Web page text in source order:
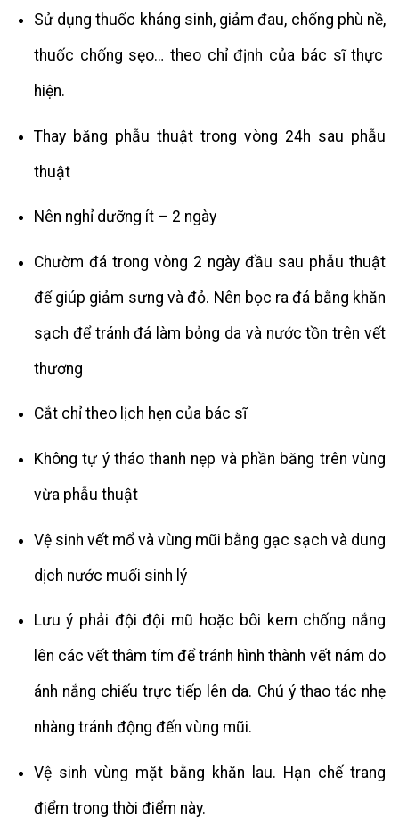
Sử dụng thuốc kháng sinh, giảm đau, chống phù nề,
thuốc chống sẹo… theo chỉ định của bác sĩ thực
hiện.
Thay băng phẫu thuật trong vòng 24h sau phẫu
thuật
Nên nghỉ dưỡng ít – 2 ngày
Chườm đá trong vòng 2 ngày đầu sau phẫu thuật
để giúp giảm sưng và đỏ. Nên bọc ra đá bằng khăn
sạch để tránh đá làm bỏng da và nước tồn trên vết
thương
Cắt chỉ theo lịch hẹn của bác sĩ
Không tự ý tháo thanh nẹp và phần băng trên vùng
vừa phẫu thuật
Vệ sinh vết mổ và vùng mũi bằng gạc sạch và dung
dịch nước muối sinh lý
Lưu ý phải đội đội mũ hoặc bôi kem chống nắng
lên các vết thâm tím để tránh hình thành vết nám do
ánh nắng chiếu trực tiếp lên da. Chú ý thao tác nhẹ
nhàng tránh động đến vùng mũi.
Vệ sinh vùng mặt bằng khăn lau. Hạn chế trang
điểm trong thời điểm này.